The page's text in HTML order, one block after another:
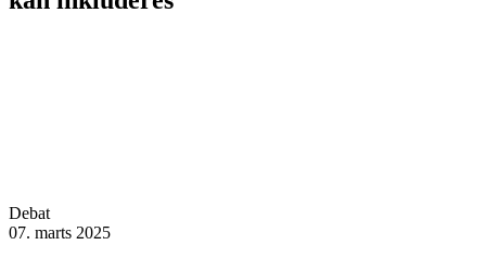
Debat
07. marts 2025